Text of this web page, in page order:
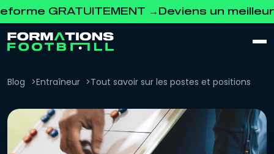
→Deviens un meilleur coach.
Blog Entraîneur Tout savoir sur les postes et positions